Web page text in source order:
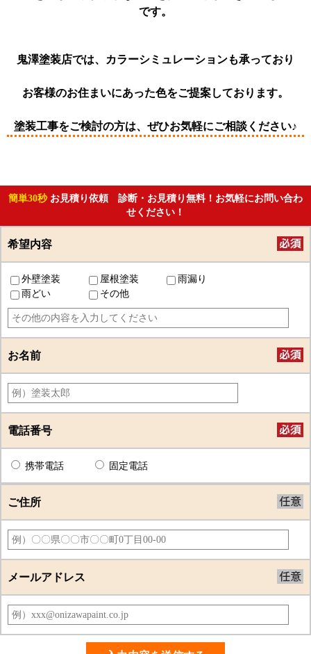
です。
鬼澤塗装店では、カラーシミュレーションも承っており
お客様のお住まいにあった色をご提案しております。
塗装工事をご検討の方は、ぜひお気軽にご相談ください♪
簡単30秒 お見積り依頼 診断・お見積り無料！お気軽にお問い合わ
せください！
希望内容
外壁塗装 屋根塗装
雨漏り
雨どい
その他
お名前
電話番号
携帯電話 固定電話
ご住所
メールアドレス